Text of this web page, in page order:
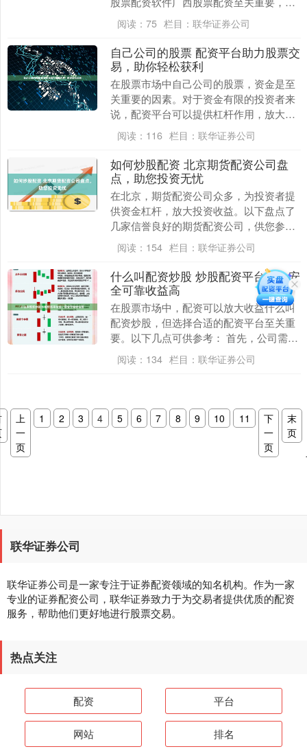
确保资金安全和收益稳定。 * **放大收
益：**通过....
阅读： 75 栏目： 联华证券公司
自己公司的股票 配资平台助力股票交
易，助你轻松获利
在股票市场中自己公司的股票，资金是至
关重要的因素。对于资金有限的投资者来
说，配资平台可以提供杠杆作用，放大投
资资金，从而提高获利潜力。 此外，监管
部门还加强了对....
阅读： 116 栏目： 联华证券公司
如何炒股配资 北京期货配资公司盘
点，助您投资无忧
在北京，期货配资公司众多，为投资者提
供资金杠杆，放大投资收益。以下盘点了
几家信誉良好的期货配资公司，供您参
考： 期货配资的优势显而易见。首先，它
可以放大投资者的....
阅读： 154 栏目： 联华证券公司
什么叫配资炒股 炒股配资平台选，安
全可靠收益高
在股票市场中，配资可以放大收益什么叫
配资炒股，但选择合适的配资平台至关重
要。以下几点可供参考： 首先，公司需要
具备合法的法人资格，并在工商行政管理
部门注册登记。....
阅读： 134 栏目： 联华证券公司
上
一
页
1 2 3 4 5 6 7 8 9 10 11
下
一
页
末
页
联华证券公司
联华证券公司是一家专注于证券配资领域的知名机构。作为一家
专业的证券配资公司，联华证券致力于为交易者提供优质的配资
服务，帮助他们更好地进行股票交易。
热点关注
配资 平台
网站 排名